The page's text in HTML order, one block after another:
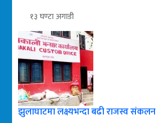
१३ घण्टा अगाडी
झुलाघाटमा लक्ष्यभन्दा बढी राजस्व संकलन